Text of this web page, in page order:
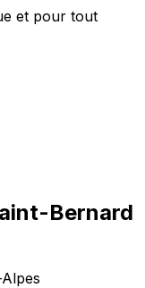
et pour tout
Bernard